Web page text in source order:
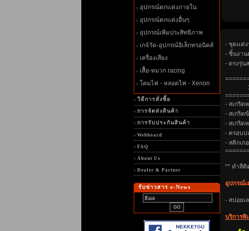
อุปกรณ์ตกแต่งภายใน
อุปกรณ์ตกแต่งอื่นๆ
อุปกรณ์เพิ่มประสิทธิภาพ
เกจ์วัด-อุปกรณ์อิเล็กทรอนิคส์
เครื่องเสียง
เสื้อ-หมวก racing
คมไฟ - หลอดไฟ - Xenon
วิธีการสั่งซื้อ
การจัดส่งสินค้า
การรับประกันสินค้า
Webboard
FAQ
About Us
Dealer & Partner
รับข่าวสาร e-News
- ชุดแต่ง
- ชิ้นงาน
- ตรงรุ่น
- สเกริต
- สเกริต
- สเกริต
- ครอบป
- สติกเก
** ทำสีติ
อุปกรณ์เ
- สปอยเ
บริการพิ